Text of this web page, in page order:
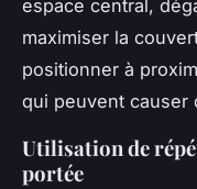
espace central,
maximiser la
positionner à
qui peuvent causer
Utilisation de
portée